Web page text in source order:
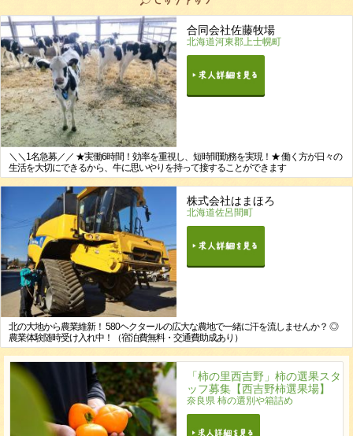
合同会社佐藤牧場
北海道河東郡上士幌町
＼＼1名急募／／ ★実働6時間！効率を重視し、短時間勤務を実現！★ 働く方が日々の
生活を大切にできるから、牛に思いやりを持って接することができます
株式会社はまほろ
北海道佐呂間町
北の大地から農業維新！ 580ヘクタールの広大な農地で一緒に汗を流しませんか？ ◎
農業体験随時受け入れ中！（宿泊費無料・交通費助成あり）
「柿の里西吉野」柿の選果スタ
ッフ募集【西吉野柿選果場】
奈良県 柿の選別や箱詰め